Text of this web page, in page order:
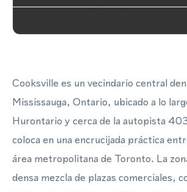
Cooksville es un vecindario central
Mississauga, Ontario, ubicado a lo
Hurontario y cerca de la autopista
coloca en una encrucijada práctica
área metropolitana de Toronto. La
densa mezcla de plazas comerciales,